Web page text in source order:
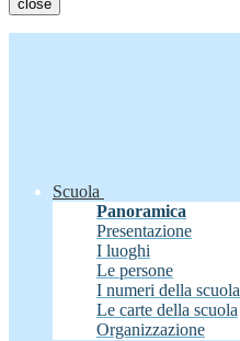
close
Scuola
Panoramica
Presentazione
I luoghi
Le persone
I numeri della scuola
Le carte della scuola
Organizzazione